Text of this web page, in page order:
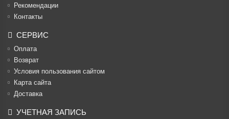
Рекомендации
Контакты
СЕРВИС
Оплата
Возврат
Условия пользования сайтом
Карта сайта
Доставка
УЧЕТНАЯ ЗАПИСЬ